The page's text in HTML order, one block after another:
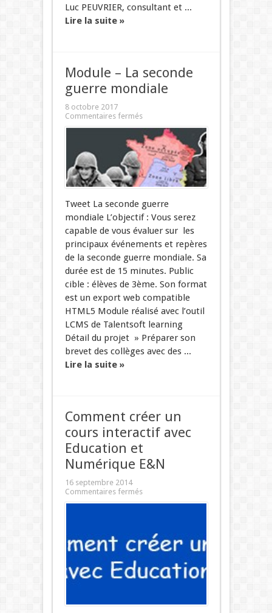
Luc PEUVRIER, consultant et ...
Lire la suite »
Module – La seconde
guerre mondiale
8 octobre 2017
Commentaires fermés
Tweet La seconde guerre
mondiale L’objectif : Vous serez
capable de vous évaluer sur les
principaux événements et repères
de la seconde guerre mondiale. Sa
durée est de 15 minutes. Public
cible : élèves de 3ème. Son format
est un export web compatible
HTML5 Module réalisé avec l’outil
LCMS de Talentsoft learning
Détail du projet » Préparer son
brevet des collèges avec des ...
Lire la suite »
Comment créer un
cours interactif avec
Education et
Numérique E&N
16 septembre 2014
Commentaires fermés